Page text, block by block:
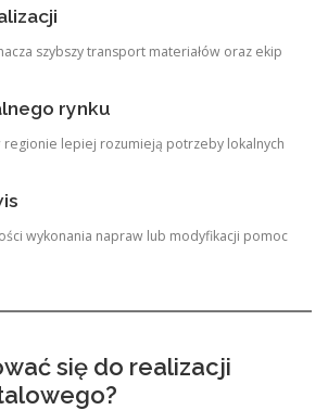
szybszy transport materiałów oraz ekip
rynku
regionie lepiej rozumieją potrzeby lokalnych
wykonania napraw lub modyfikacji pomoc
się do realizacji